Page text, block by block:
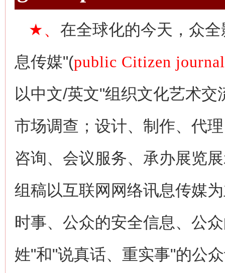
★、 在全球化的今天，众
息传媒"(public Citizen
以中文/英文"组织文化艺术
市场调查；设计、制作、代
咨询、会议服务、承办展览
组稿以互联网网络讯息传媒
时事、公众的安全信息、公
姓"和"说真话、重实事"的公